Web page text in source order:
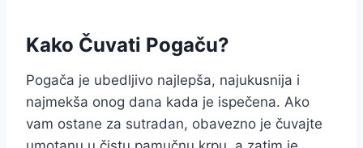
Kako Čuvati Pogaču?
Pogača je ubedljivo najlepša, najukusnija i
najmekša onog dana kada je ispečena. Ako
vam ostane za sutradan, obavezno je čuvajte